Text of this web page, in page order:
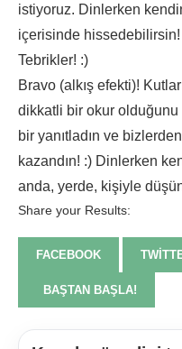
istiyoruz. Dinlerken
içerisinde hissedebilirsin!
Tebrikler! :)
Bravo (alkış efekti)!
dikkatli bir okur olduğunu
bir yanıtladın ve
kazandın! :) Dinlerken
anda, yerde, kişiyle
Share your Results:
FACEBOOK
BAŞTAN BAŞLA!